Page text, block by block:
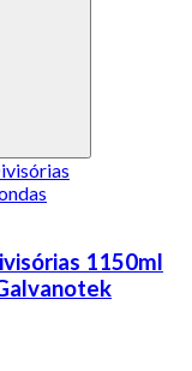
1150ml